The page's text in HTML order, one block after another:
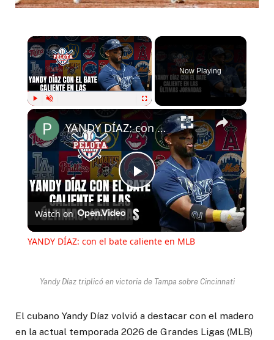
×
Play
Now Playing
×
Play
Video
YANDY DÍAZ: con el bate caliente en MLB
Watch on
YANDY DÍAZ: con el bate caliente en MLB
Yandy Díaz triplicó en victoria de Tampa sobre Cincinnati
El cubano Yandy Díaz volvió a destacar con el madero
en la actual temporada 2026 de Grandes Ligas (MLB)